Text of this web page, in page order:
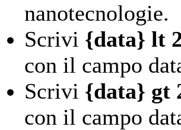
nanotecnologie.
Scrivi {data} lt
con il campo
Scrivi {data} gt
con il campo